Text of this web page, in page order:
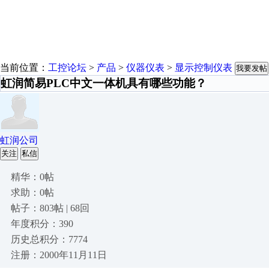
当前位置： 工控论坛 > 产品 > 仪器仪表 > 显示控制仪表 我要发帖
虹润简易PLC中文一体机具有哪些功能？
虹润公司
关注 私信
精华：0帖
求助：0帖
帖子：803帖 | 68回
年度积分：390
历史总积分：7774
注册：2000年11月11日